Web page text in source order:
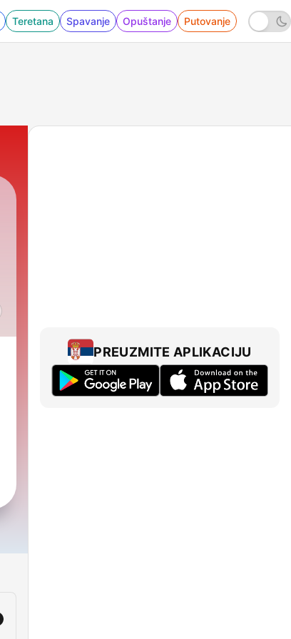
Teretana Spavanje Opuštanje Putovanje
PREUZMITE APLIKACIJU